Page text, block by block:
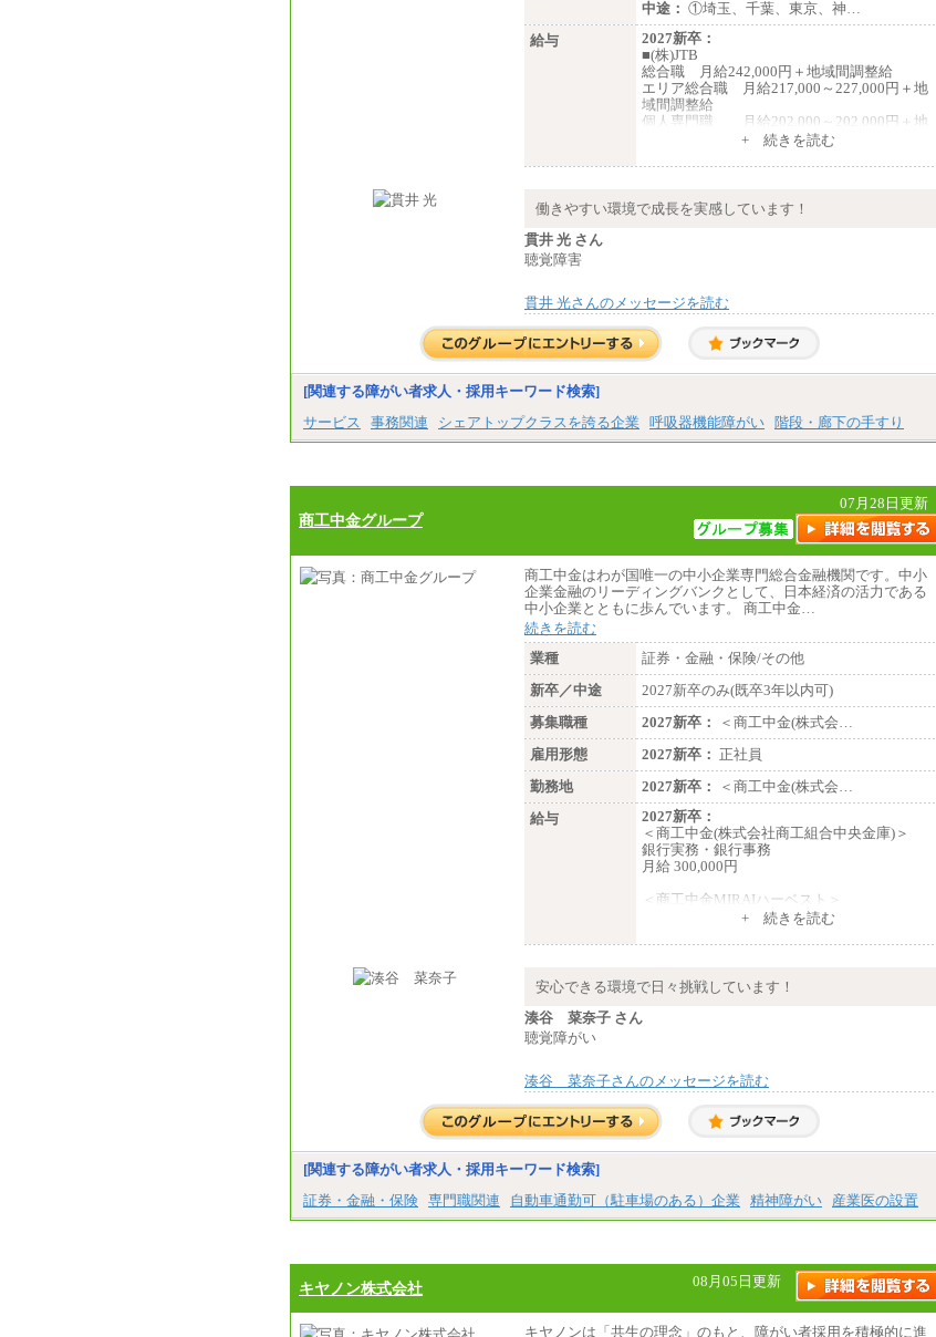
中途： ①埼玉、千葉、東京、神…
給与
2027新卒：
■(株)JTB
総合職 月給242,000円＋地域間調整給
エリア総合職 月給217,000～227,000円＋地
域間調整給
個人専門職 月給202,000～202,000円＋地
※詳細はJTBキャリアサイトよりご確認くだ
さい。
■(株)JTB商事
総合職 月給208,000～235,000円
■(株)JTBパブリッシング ※2027年新卒募集
終了
総合職 月給271,000円
整給
エリア総合職 月給206,000円～214,000＋地
さい。
■(株)JTBコミュニケーションデザイン
総合職 月給230,000円
みなし残業手当：20,000円（一律支給）※
みなし残業手当の残業時間は10.43時間。
※超過勤務手当：みなし残業時間を超える
残業時間に応じて、時間外手当等を支給。
※超過勤務手当：残業時間については全額
時間外手当を支給。
■（株）JTBグローバルマーケティング＆トラ
ベル
総合職 月給242,000円＋地域間調整給
訪日事業職 月給202,000～227,000円＋地域
間調整給
※詳細はJTBキャリアサイトよりご確認くだ
さい。
■(株)JTBビジネストランスフォーム
総合職 月給205,000～225,000円＋地域間調
整給
給
※詳細はJTBキャリアサイトよりご確認くだ
終了
総合職 月給186,000～194,000円＋地域手当
※詳細はJTBキャリアサイトよりご確認くだ
総合職 月給224,500～242,600円＋地域手当
さい。
＜有期社員コース＞
※詳細はJTBキャリアサイトよりご確認くだ
さい。
終了
総合職 月給241,000円
①月給227,000円以上
②月給212,000円以上
+ 続きを読む
働きやすい環境で成長を実感しています！
貫井 光 さん
聴覚障害
貫井 光さんのメッセージを読む
[関連する障がい者求人・採用キーワード検索]
サービス
事務関連 シェアトップクラスを誇る企業 呼吸器機能障がい 階段・廊下の手すり
商工中金グループ
07月28日更新
商工中金はわが国唯一の中小企業専門総合金融機関です。中小
企業金融のリーディングバンクとして、日本経済の活力である
中小企業とともに歩んでいます。 商工中金…
続きを読む
業種
証券・金融・保険/その他
新卒／中途
2027新卒のみ(既卒3年以内可)
募集職種
2027新卒：
＜商工中金(株式会…
雇用形態
2027新卒： 正社員
勤務地
2027新卒：
＜商工中金(株式会…
給与
2027新卒：
＜商工中金(株式会社商工組合中央金庫)＞
銀行実務・銀行事務
月給 300,000円
＜商工中金MIRAIハーベスト＞
※試用期間中も給与に変更はございません
+ 続きを読む
安心できる環境で日々挑戦しています！
湊谷 菜奈子 さん
聴覚障がい
湊谷 菜奈子さんのメッセージを読む
[関連する障がい者求人・採用キーワード検索]
証券・金融・保険 専門職関連 自動車通勤可（駐車場のある）企業 精神障がい 産業医の設置
キヤノン株式会社 08月05日更新
キヤノンは「共生の理念」のもと、障がい者採用を積極的に進